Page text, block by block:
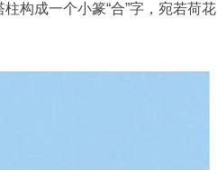
构成一个小篆“合”字，宛若荷花